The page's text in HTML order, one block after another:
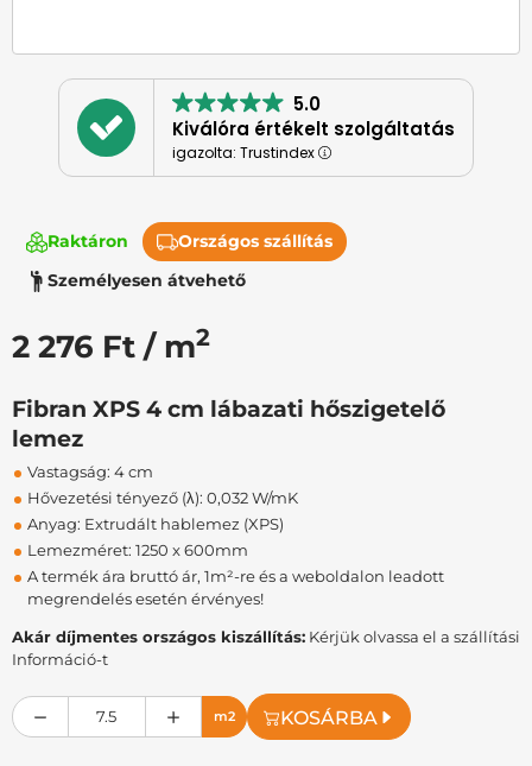
5.0
Kiválóra értékelt szolgáltatás
igazolta: Trustindex
Raktáron
Országos szállítás
Személyesen átvehető
2 276 Ft / m2
Fibran XPS 4 cm lábazati hőszigetelő
lemez
Vastagság: 4 cm
Hővezetési tényező (λ): 0,032 W/mK
Anyag: Extrudált hablemez (XPS)
Lemezméret: 1250 x 600mm
A termék ára bruttó ár, 1m²-re és a weboldalon leadott
megrendelés esetén érvényes!
Akár díjmentes országos kiszállítás:Kérjük olvassa el a szállítási
Információ-t
m2 KOSÁRBA